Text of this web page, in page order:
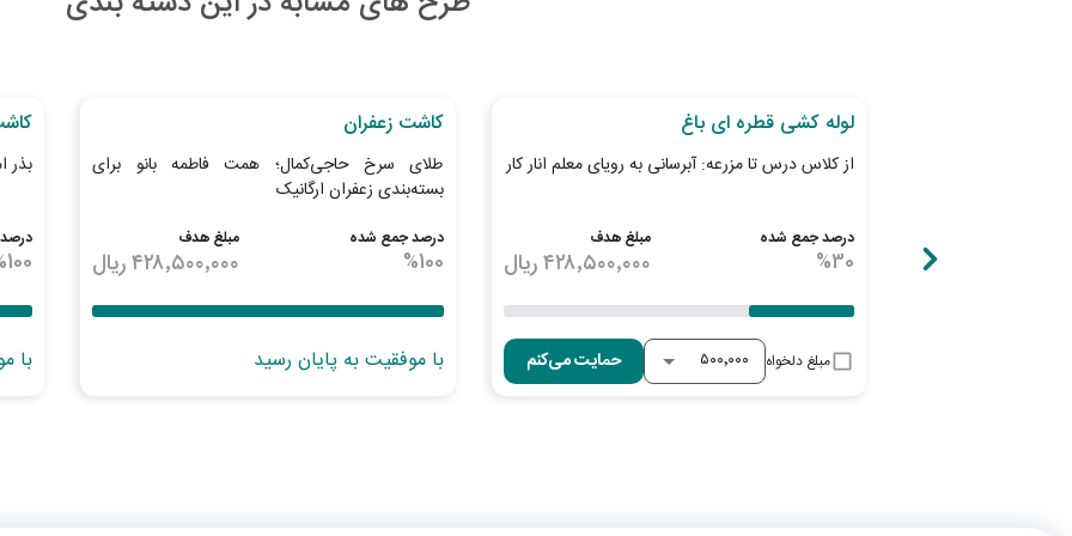
لوله کشی قطره ای باغ
از کلاس درس تا مزرعه: آبرسانی به رویای معلم انار کار
درصد جمع شده
%30
مبلغ هدف
۴۲۸٬۵۰۰٬۰۰۰ریال
مبلغ دلخواه حمایت می‌کنم
کاشت زعفران
طلای سرخ حاجی‌کمال؛ همت فاطمه بانو برای
بسته‌بندی زعفران ارگانیک
درصد جمع شده
%100
مبلغ هدف
۴۲۸٬۵۰۰٬۰۰۰ریال
با موفقیت به پایان رسید
بذر
100
با